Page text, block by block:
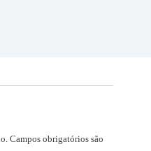
Campos obrigatórios são